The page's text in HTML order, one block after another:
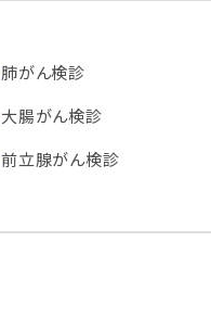
肺がん検診
大腸がん検診
前立腺がん検診